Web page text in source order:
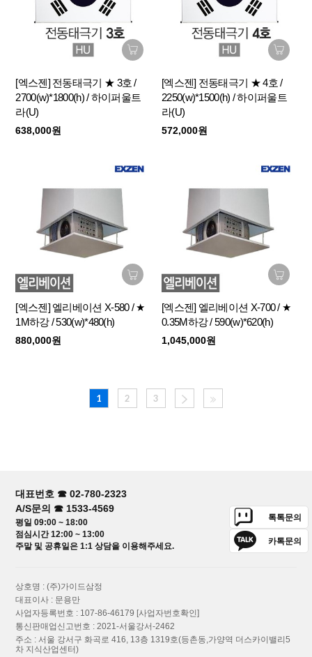
[엑스젠] 전동태극기 ★ 3호 /
2700(w)*1800(h) / 하이퍼울트
라(U)
638,000원
[엑스젠] 전동태극기 ★ 4호 /
2250(w)*1500(h) / 하이퍼울트
라(U)
572,000원
[엑스젠] 엘리베이션 X-580 / ★
1M하강 / 530(w)*480(h)
880,000원
[엑스젠] 엘리베이션 X-700 / ★
0.35M하강 / 590(w)*620(h)
1,045,000원
1 2 3
대표번호 ☎ 02-780-2323
A/S문의 ☎ 1533-4569
평일 09:00 ~ 18:00
점심시간 12:00 ~ 13:00
주말 및 공휴일은 1:1 상담을 이용해주세요.
톡톡문의
카톡문의
상호명 : (주)가이드삼정
대표이사 : 문용만
사업자등록번호 : 107-86-46179 [사업자번호확인]
통신판매업신고번호 : 2021-서울강서-2462
주소 : 서울 강서구 화곡로 416, 13층 1319호(등촌동,가양역 더스카이밸리5
차 지식산업센터)